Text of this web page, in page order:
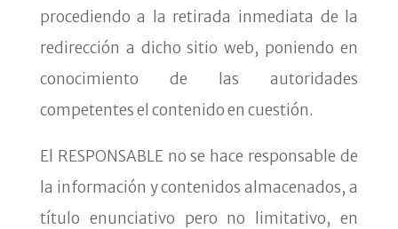
procediendo a la retirada inmediata de la
redirección a dicho sitio web, poniendo en
conocimiento de las autoridades
competentes el contenido en cuestión.
El RESPONSABLE no se hace responsable de
la información y contenidos almacenados, a
título enunciativo pero no limitativo, en